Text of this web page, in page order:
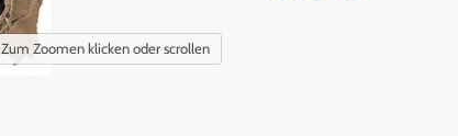
Zum Zoomen klicken oder scrollen